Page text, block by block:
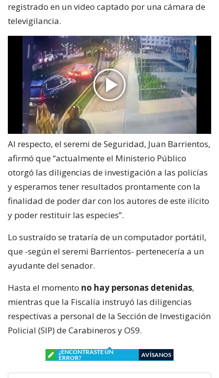
registrado en un video captado por una cámara de
televigilancia.
Al respecto, el seremi de Seguridad, Juan Barrientos,
afirmó que “actualmente el Ministerio Público
otorgó las diligencias de investigación a las policías
y esperamos tener resultados prontamente con la
finalidad de poder dar con los autores de este ilícito
y poder restituir las especies”.
Lo sustraído se trataría de un computador portátil,
que -según el seremi Barrientos- pertenecería a un
ayudante del senador.
Hasta el momento no hay personas detenidas,
mientras que la Fiscalía instruyó las diligencias
respectivas a personal de la Sección de Investigación
Policial (SIP) de Carabineros y OS9.
¿ENCONTRASTE UN
ERROR?
AVÍSANOS